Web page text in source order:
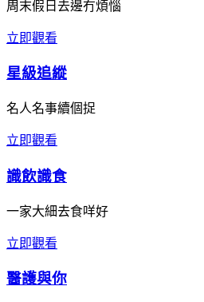
周末假日去邊冇煩惱
立即觀看
星級追縱
名人名事續個捉
立即觀看
識飲識食
一家大細去食咩好
立即觀看
醫護與你